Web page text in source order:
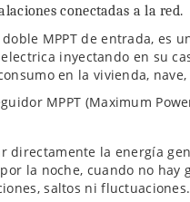
conectadas a la red.
doble MPPT de entrada,
inyectando en su
en la vivienda,
MPPT (Maximum
directamente la energía
la noche, cuando no
saltos ni fluctuaciones.